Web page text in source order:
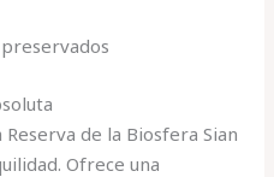
de la Biosfera Sian
Ofrece una